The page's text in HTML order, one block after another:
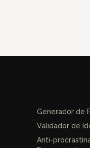
Generador de
Validador de
Anti-